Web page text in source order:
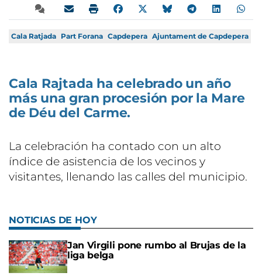
Cala Ratjada Part Forana Capdepera Ajuntament de Capdepera
Cala Rajtada ha celebrado un año
más una gran procesión por la Mare
de Déu del Carme.
La celebración ha contado con un alto
índice de asistencia de los vecinos y
visitantes, llenando las calles del municipio.
NOTICIAS DE HOY
Jan Virgili pone rumbo al Brujas de la
liga belga